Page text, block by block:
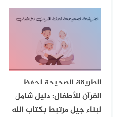
الطريقة الصحيحة لحفظ
القرآن للأطفال: دليل شامل
لبناء جيل مرتبط بكتاب الله